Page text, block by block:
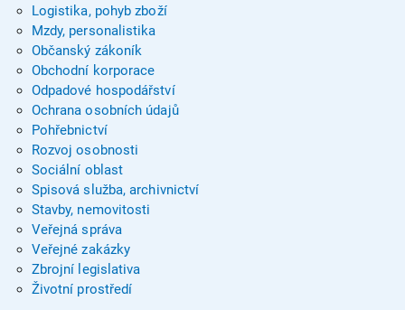
Logistika, pohyb zboží
Mzdy, personalistika
Občanský zákoník
Obchodní korporace
Odpadové hospodářství
Ochrana osobních údajů
Pohřebnictví
Rozvoj osobnosti
Sociální oblast
Spisová služba, archivnictví
Stavby, nemovitosti
Veřejná správa
Veřejné zakázky
Zbrojní legislativa
Životní prostředí